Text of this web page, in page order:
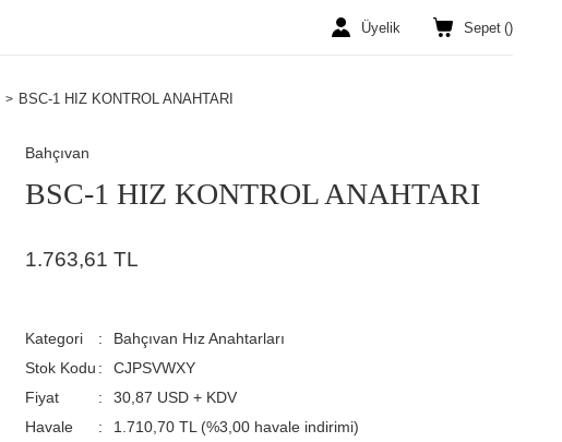
Üyelik Sepet ()
BSC-1 HIZ KONTROL ANAHTARI
Bahçıvan
BSC-1 HIZ KONTROL ANAHTARI
1.763,61 TL
Kategori
Bahçıvan Hız Anahtarları
Stok Kodu
CJPSVWXY
Fiyat
30,87 USD + KDV
Havale
1.710,70 TL (%3,00 havale indirimi)